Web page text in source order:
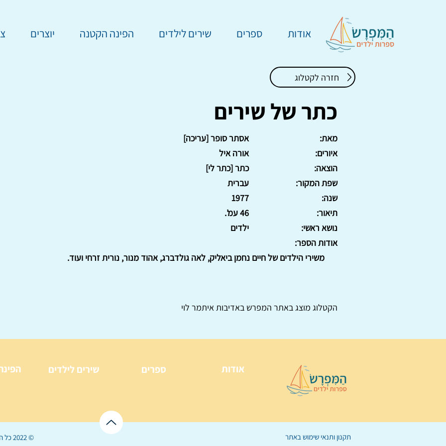
אודות ספרים שירים לילדים הפינה הקטנה יוצרים
חזרה לקטלוג
כתר של שירים
אסתר סופר [עריכה]
מאת:
אורה איל
איורים:
כתר [כתר לי]
הוצאה:
עברית
שפת המקור:
1977
שנה:
46 עמ'.
תיאור:
ילדים
נושא ראשי:
אודות הספר:
משירי הילדים של חיים נחמן ביאליק, לאה גולדברג, אהוד מנור, נורית זרחי ועוד.
הקטלוג מוצג באתר המפרש באדיבות איתמר לוי
שירים לילדים ספרים אודות
© 2022 כל הזכויות שמורות ל תקנון ותנאי שימוש באתר